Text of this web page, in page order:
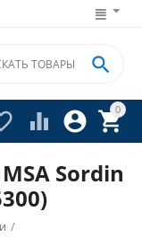
0




Sordin
/